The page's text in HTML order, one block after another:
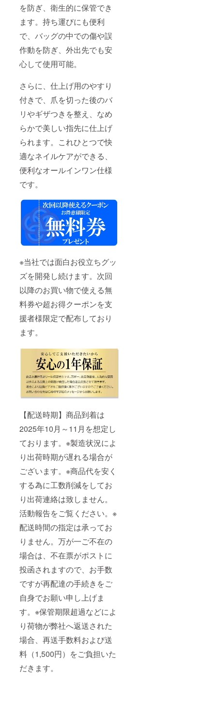
を防ぎ、衛生的に保管でき
ます。持ち運びにも便利
で、バッグの中での傷や誤
作動を防ぎ、外出先でも安
心して使用可能。
さらに、仕上げ用のやすり
付きで、爪を切った後のバ
リやギザつきを整え、なめ
らかで美しい指先に仕上げ
られます。これひとつで快
適なネイルケアができる、
便利なオールインワン仕様
です。
※当社では面白お役立ちグッ
ズを開発し続けます。次回
以降のお買い物で使える無
料券や超お得クーポンを支
援者様限定で配布しており
ます。
【配送時期】商品到着は
2025年10月～11月を想定し
ております。※製造状況によ
り出荷時期が遅れる場合が
ございます。※商品代を安く
する為に工数削減をしてお
り出荷連絡は致しません。
活動報告をご覧ください。※
配送時間の指定は承ってお
りません。万が一ご不在の
場合は、不在票がポストに
投函されますので、お手数
ですが再配達の手続きをご
自身でお願い申し上げま
す。※保管期限超過などによ
り荷物が弊社へ返送された
場合、再送手数料および送
料（1,500円）をご負担いた
だきます。